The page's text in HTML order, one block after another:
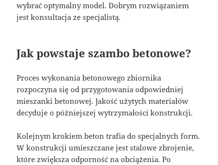
wybrać optymalny model. Dobrym rozwiązaniem
jest konsultacja ze specjalistą.
Jak powstaje szambo betonowe?
Proces wykonania betonowego zbiornika
rozpoczyna się od przygotowania odpowiedniej
mieszanki betonowej. Jakość użytych materiałów
decyduje o późniejszej wytrzymałości konstrukcji.
Kolejnym krokiem beton trafia do specjalnych form.
W konstrukcji umieszczane jest stalowe zbrojenie,
które zwiększa odporność na obciążenia. Po